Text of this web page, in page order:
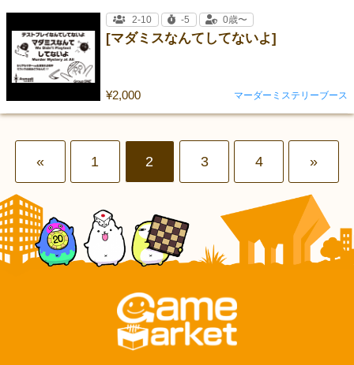
[マダミスなんてしてないよ]
¥2,000
2-10 -5 0歳〜
マーダーミステリーブース
« 1 2 3 4 »